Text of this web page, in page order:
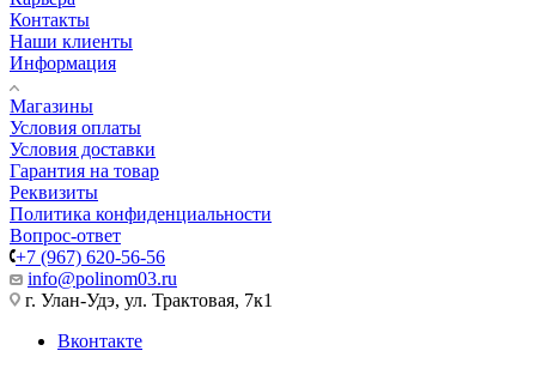
Контакты
Наши клиенты
Информация
Магазины
Условия оплаты
Условия доставки
Гарантия на товар
Реквизиты
Политика конфиденциальности
Вопрос-ответ
+7 (967) 620-56-56
info@polinom03.ru
г. Улан-Удэ, ул. Трактовая, 7к1
Вконтакте